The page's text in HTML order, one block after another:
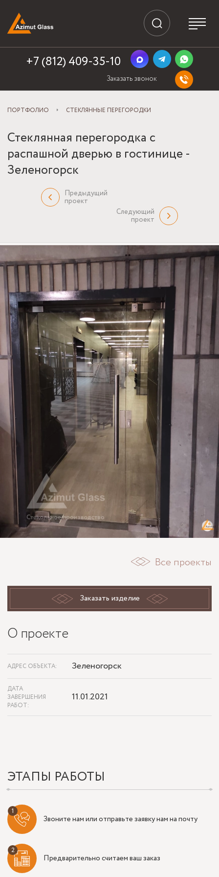
+7 (812) 409-35-10
Заказать звонок
ПОРТФОЛИО СТЕКЛЯННЫЕ ПЕРЕГОРОДКИ
Стеклянная перегородка с
распашной дверью в гостинице -
Зеленогорск
Предыдущий
проект
Следующий
проект
Все проекты
Заказать изделие
О проекте
АДРЕС ОБЪЕКТА: Зеленогорск
ДАТА
ЗАВЕРШЕНИЯ
РАБОТ:
11.01.2021
ЭТАПЫ РАБОТЫ
Звоните нам или отправьте заявку нам на почту
Предварительно считаем ваш заказ